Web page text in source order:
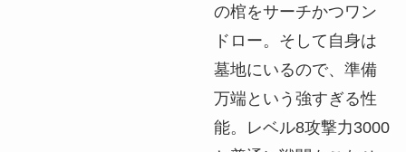
の棺をサーチかつワン
ドロー。そして自身は
墓地にいるので、準備
万端という強すぎる性
能。レベル8攻撃力3000